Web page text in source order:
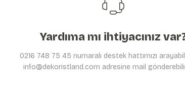
Bu ürüne benzer farklı alternatifler olmalı.
Yardıma mı ihtiyacınız
0216 748 75 45 numaralı destek hattımızı
info@dekoristland.com adresine mail